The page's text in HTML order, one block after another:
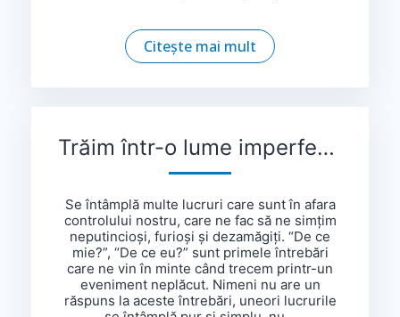
Citește mai mult
Trăim într-o lume imperfectă și, uneori, viață e nedreaptă
Se întâmplă multe lucruri care sunt în afara
controlului nostru, care ne fac să ne simțim
neputincioși, furioși și dezamăgiți. “De ce
mie?”, “De ce eu?” sunt primele întrebări
care ne vin în minte când trecem printr-un
eveniment neplăcut. Nimeni nu are un
răspuns la aceste întrebări, uneori lucrurile